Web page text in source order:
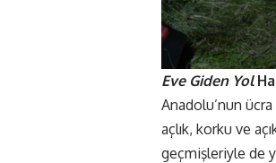
Eve Giden Yol
Anadolu’nun
açlık, korku ve
geçmişleriyle de